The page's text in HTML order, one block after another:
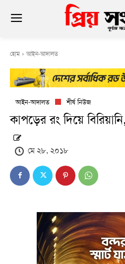
হোম আইন-আদালত
আইন-আদালত শীর্ষ নিউজ
কাপড়ের রং দিয়ে
মে ২৮, ২০১৮